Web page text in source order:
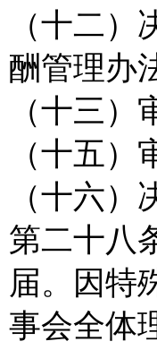
（十二
酬管理办
（十三
（十五
（十六
第二十八
届。因特
事会全体